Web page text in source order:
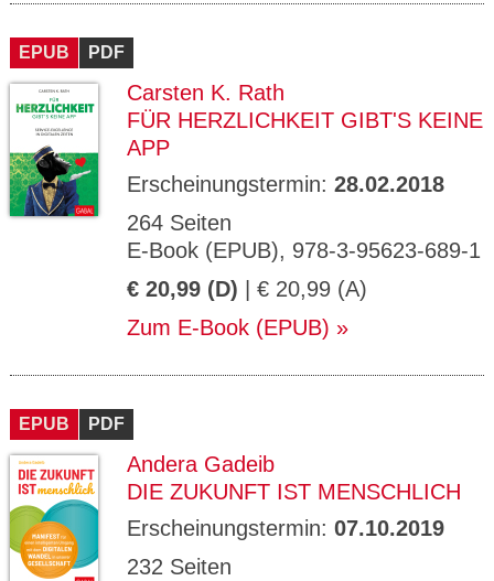
EPUB PDF
Carsten K. Rath
FÜR HERZLICHKEIT GIBT'S KEINE
APP
Erscheinungstermin: 28.02.2018
264 Seiten
E-Book (EPUB), 978-3-95623-689-1
€ 20,99 (D) | € 20,99 (A)
Zum E-Book (EPUB)
EPUB PDF
Andera Gadeib
DIE ZUKUNFT IST MENSCHLICH
Erscheinungstermin: 07.10.2019
232 Seiten